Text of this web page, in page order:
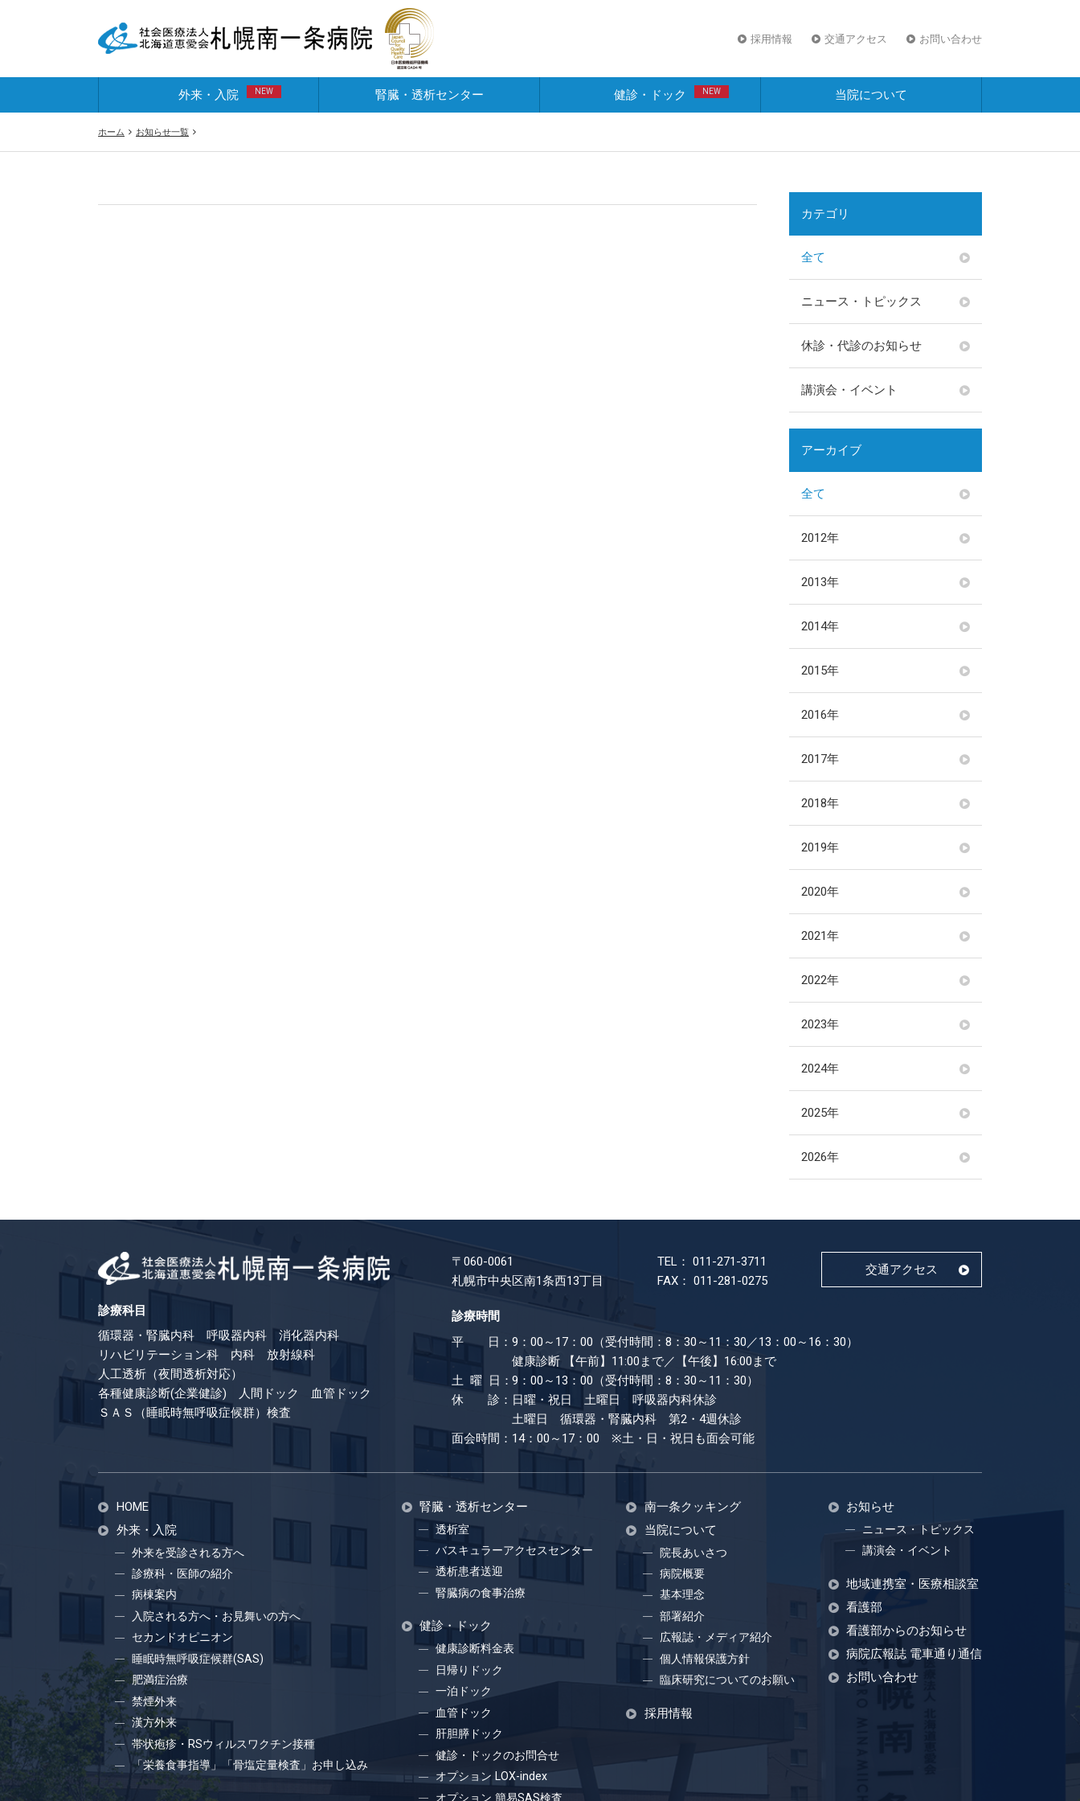
採用情報 交通アクセス お問い合わせ
外来・入院 NEW 腎臓・透析センター 健診・ドック NEW 当院について
ホーム お知らせ一覧
カテゴリ
全て
ニュース・トピックス
休診・代診のお知らせ
講演会・イベント
アーカイブ
全て
2012年
2013年
2014年
2015年
2016年
2017年
2018年
2019年
2020年
2021年
2022年
2023年
2024年
2025年
2026年
診療科目
循環器・腎臓内科 呼吸器内科 消化器内科
リハビリテーション科 内科 放射線科
人工透析（夜間透析対応）
各種健康診断(企業健診) 人間ドック 血管ドック
ＳＡＳ（睡眠時無呼吸症候群）検査
〒060-0061
札幌市中央区南1条西13丁目
TEL： 011-271-3711
FAX： 011-281-0275
交通アクセス
診療時間
平 日： 9：00～17：00（受付時間：8：30～11：30／13：00～16：30）
健康診断
【午前】11:00まで／【午後】16:00まで
土 曜 日：9：00～13：00（受付時間：8：30～11：30）
休 診： 日曜・祝日 土曜日 呼吸器内科休診
土曜日 循環器・腎臓内科 第2・4週休診
面会時間： 14：00～17：00 ※土・日・祝日も​面会可能
HOME
外来・入院
外来を受診される方へ
診療科・医師の紹介
病棟案内
入院される方へ・お見舞いの方へ
セカンドオピニオン
睡眠時無呼吸症候群(SAS)
肥満症治療
禁煙外来
漢方外来
帯状疱疹・RSウィルスワクチン接種
「栄養食事指導」「骨塩定量検査」お申し込み
腎臓・透析センター
透析室
バスキュラーアクセスセンター
透析患者送迎
腎臓病の食事治療
健診・ドック
健康診断料金表
日帰りドック
一泊ドック
血管ドック
肝胆膵ドック
健診・ドックのお問合せ
オプション LOX-index
オプション 簡易SAS検査
南一条クッキング
当院について
院長あいさつ
病院概要
基本理念
部署紹介
広報誌・メディア紹介
個人情報保護方針
臨床研究についてのお願い
採用情報
お知らせ
ニュース・トピックス
講演会・イベント
地域連携室・医療相談室
看護部
看護部からのお知らせ
病院広報誌 電車通り通信
お問い合わせ